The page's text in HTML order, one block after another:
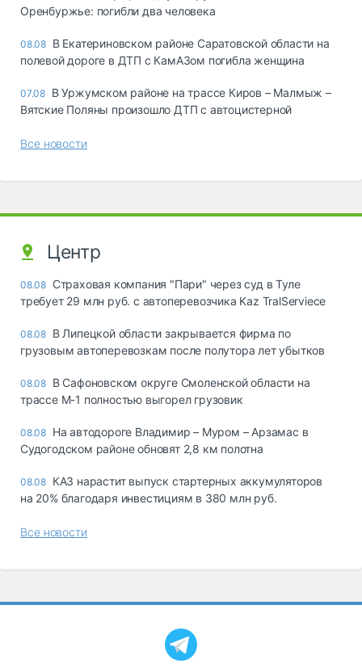
Оренбуржье: погибли два человека
08.08 В Екатериновском районе Саратовской области на
полевой дороге в ДТП с КамАЗом погибла женщина
07.08 В Уржумском районе на трассе Киров – Малмыж –
Вятские Поляны произошло ДТП с автоцистерной
Все новости
Центр
08.08 Страховая компания "Пари" через суд в Туле
требует 29 млн руб. с автоперевозчика Kaz TralServiece
08.08 В Липецкой области закрывается фирма по
грузовым автоперевозкам после полутора лет убытков
08.08 В Сафоновском округе Смоленской области на
трассе М-1 полностью выгорел грузовик
08.08 На автодороге Владимир – Муром – Арзамас в
Судогодском районе обновят 2,8 км полотна
08.08 КАЗ нарастит выпуск стартерных аккумуляторов
на 20% благодаря инвестициям в 380 млн руб.
Все новости